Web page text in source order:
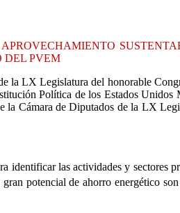
DEL PVEM
la LX Legislatura del honorable
Política de los Estados
la Cámara de Diputados de la LX
identificar las actividades y
gran potencial de ahorro energético